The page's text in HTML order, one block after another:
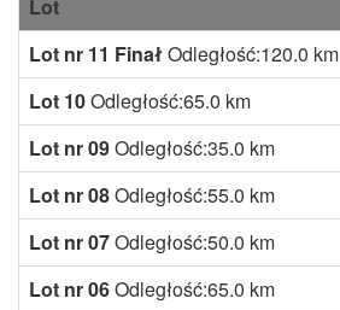
Lot
Lot nr 11 FinałOdległość:120.0 km
Lot 10Odległość:65.0 km
Lot nr 09Odległość:35.0 km
Lot nr 08Odległość:55.0 km
Lot nr 07Odległość:50.0 km
Lot nr 06Odległość:65.0 km